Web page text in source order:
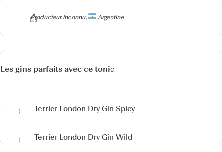
Producteur
Producteur inconnu, Argentine
Les gins parfaits avec ce tonic
Terrier London Dry Gin Spicy
Terrier London Dry Gin Wild